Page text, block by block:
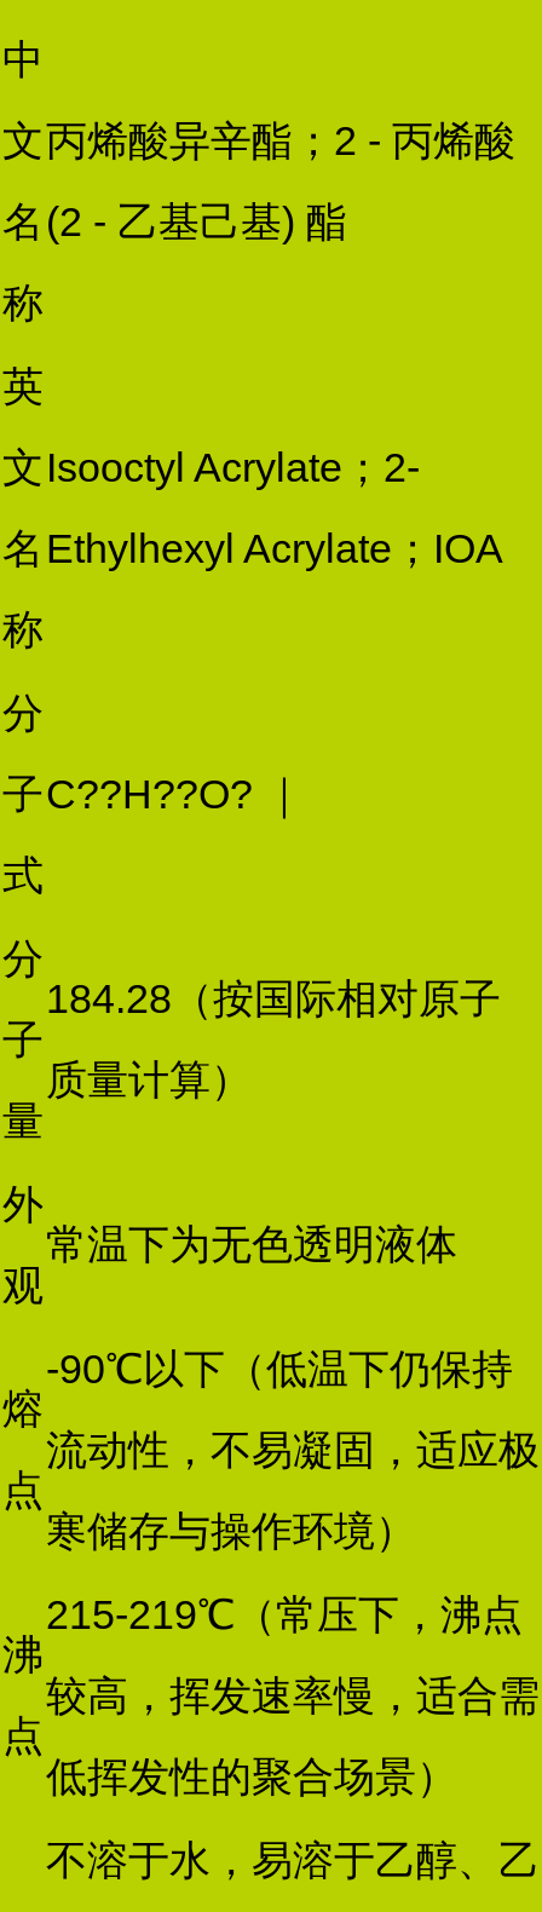
中
文
名
称
丙烯酸异辛酯；2 - 丙烯酸
(2 - 乙基己基) 酯
英
文
名
称
Isooctyl Acrylate；2-
Ethylhexyl Acrylate；IOA
分
子
式
C??H??O? ｜
分
子
量
184.28（按国际相对原子
质量计算）
外
观
常温下为无色透明液体
熔
点
-90℃以下（低温下仍保持
流动性，不易凝固，适应极
寒储存与操作环境）
沸
点
215-219℃（常压下，沸点
较高，挥发速率慢，适合需
低挥发性的聚合场景）
不溶于水，易溶于乙醇、乙